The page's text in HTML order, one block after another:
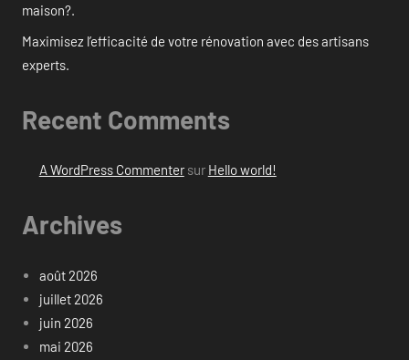
maison?.
Maximisez l’efficacité de votre rénovation avec des artisans
experts.
Recent Comments
A WordPress Commentersur Hello world!
Archives
août 2026
juillet 2026
juin 2026
mai 2026